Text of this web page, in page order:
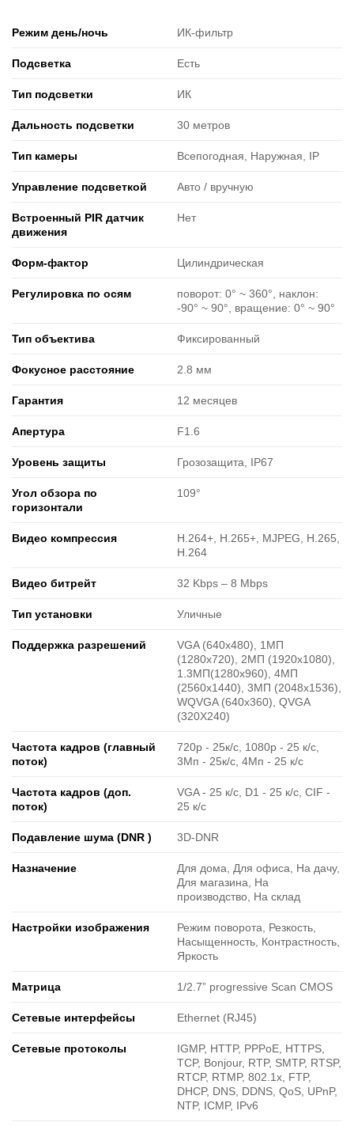
Режим день/ночь ИК-фильтр
Подсветка Есть
Тип подсветки ИК
Дальность подсветки 30 метров
Тип камеры Всепогодная, Наружная, IP
Управление подсветкой Авто / вручную
Встроенный PIR датчик
движения
Нет
Форм-фактор Цилиндрическая
Регулировка по осям
поворот: 0° ~ 360°, наклон:
-90° ~ 90°, вращение: 0° ~ 90°
Тип объектива Фиксированный
Фокусное расстояние 2.8 мм
Гарантия 12 месяцев
Апертура F1.6
Уровень защиты Грозозащита, IP67
Угол обзора по
горизонтали
109°
Видео компрессия
H.264+, H.265+, MJPEG, H.265,
H.264
Видео битрейт 32 Kbps – 8 Mbps
Тип установки Уличные
Поддержка разрешений
VGA (640x480), 1МП
(1280x720), 2МП (1920х1080),
1.3MП(1280x960), 4МП
(2560х1440), 3MП (2048x1536),
WQVGA (640x360), QVGA
(320X240)
Частота кадров (главный
поток)
720р - 25к/с, 1080р - 25 к/с,
3Мп - 25к/с, 4Мп - 25 к/с
Частота кадров (доп.
поток)
VGA - 25 к/с, D1 - 25 к/c, CIF -
25 к/с
Подавление шума (DNR ) 3D-DNR
Назначение
Для дома, Для офиса, На дачу,
Для магазина, На
производство, На склад
Настройки изображения
Режим поворота, Резкость,
Насыщенность, Контрастность,
Яркость
Матрица 1/2.7” progressive Scan CMOS
Сетевые интерфейсы Ethernet (RJ45)
Сетевые протоколы
IGMP, HTTP, PPPoE, HTTPS,
TCP, Bonjour, RTP, SMTP, RTSP,
RTCP, RTMP, 802.1x, FTP,
DHCP, DNS, DDNS, QoS, UPnP,
NTP, ICMP, IPv6